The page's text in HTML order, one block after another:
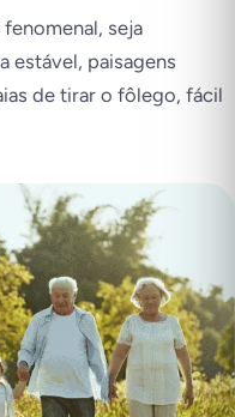
seja
estável, paisagens
de tirar o fôlego, fácil